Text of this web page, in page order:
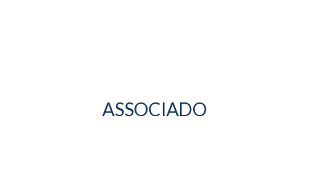
ASSOCIADO